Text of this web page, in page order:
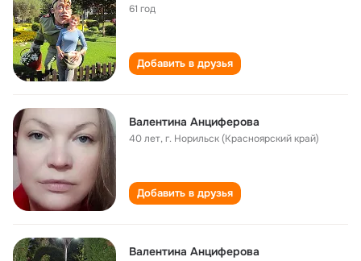
61 год
Добавить в друзья
Валентина Анциферова
40 лет,г. Норильск (Красноярский край)
Добавить в друзья
Валентина Анциферова